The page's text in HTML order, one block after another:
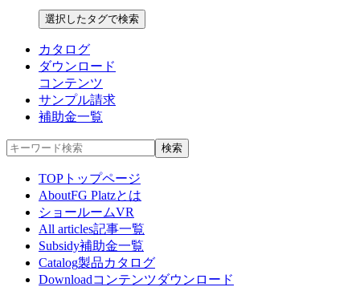
カタログ
ダウンロード
コンテンツ
サンプル請求
補助金一覧
TOP トップページ
AboutFG Platzとは
ショールームVR
All articles記事一覧
Subsidy補助金一覧
Catalog製品カタログ
Downloadコンテンツダウンロード